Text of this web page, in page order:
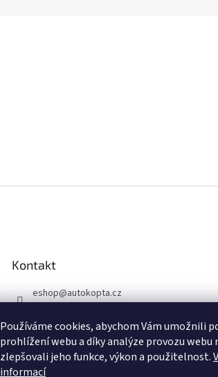
Používáme cookies, abychom Vám umožnili
prohlížení webu a díky analýze provozu webu
zlepšovali jeho funkce, výkon a použitelnost.
informací
Kontakt
eshop@autokopta.cz
Sledujte nás na Facebook
u!
auto_kopta